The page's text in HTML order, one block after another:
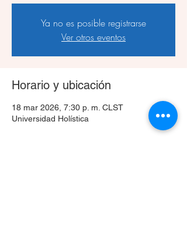
Ya no es posible registrarse
Ver otros eventos
Horario y ubicación
18 mar 2026, 7:30 p. m. CLST
Universidad Holística